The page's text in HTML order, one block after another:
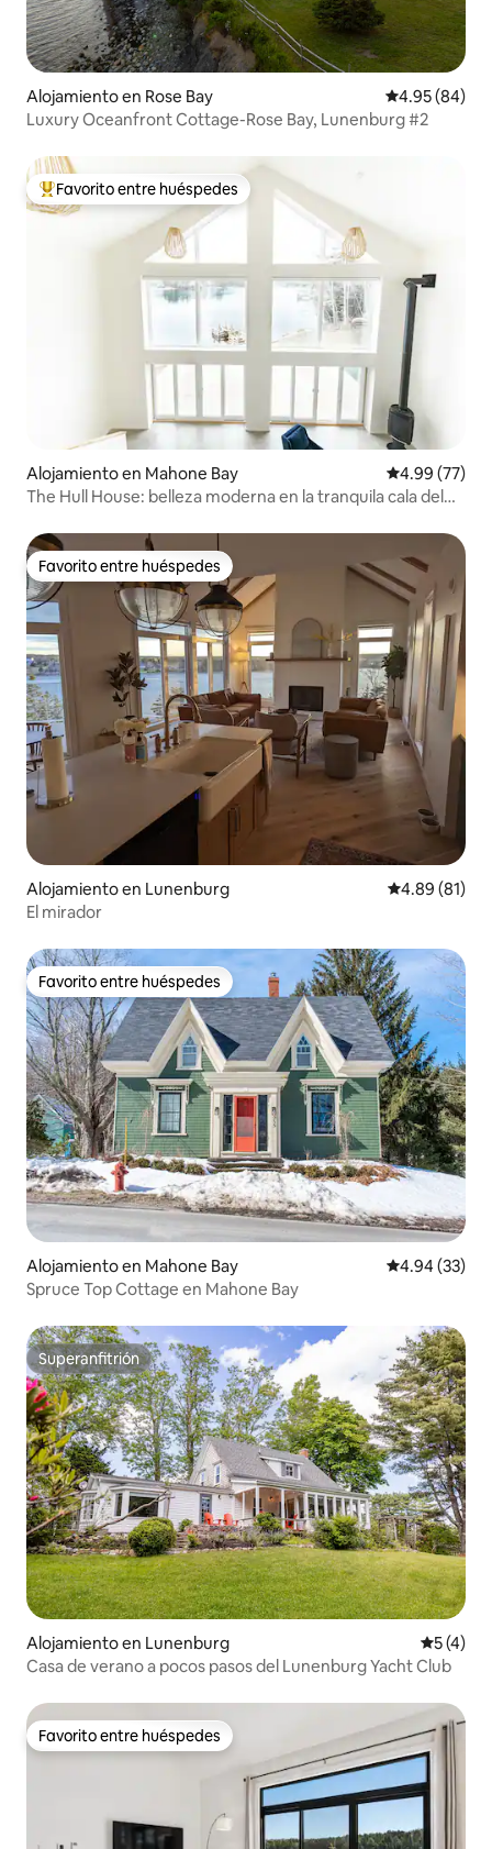
Alojamiento en Rose Bay Calificación
4.95 (84)
Luxury Oceanfront Cottage-Rose Bay, Lunenburg #2
Favorito entre huéspedes preferido
Favorito entre huéspedes
Alojamiento en Mahone Bay Calificación
4.99 (77)
The Hull House: belleza moderna en la tranquila cala del
Favorito entre huéspedes
Favorito entre huéspedes
Alojamiento en Lunenburg Calificación
4.89 (81)
El mirador
Favorito entre huéspedes
Favorito entre huéspedes
Alojamiento en Mahone Bay Calificación
4.94 (33)
Spruce Top Cottage en Mahone Bay
Superanfitrión
Superanfitrión
Alojamiento en Lunenburg
5 (4)
Casa de verano a pocos pasos del Lunenburg Yacht Club
Favorito entre huéspedes
Favorito entre huéspedes